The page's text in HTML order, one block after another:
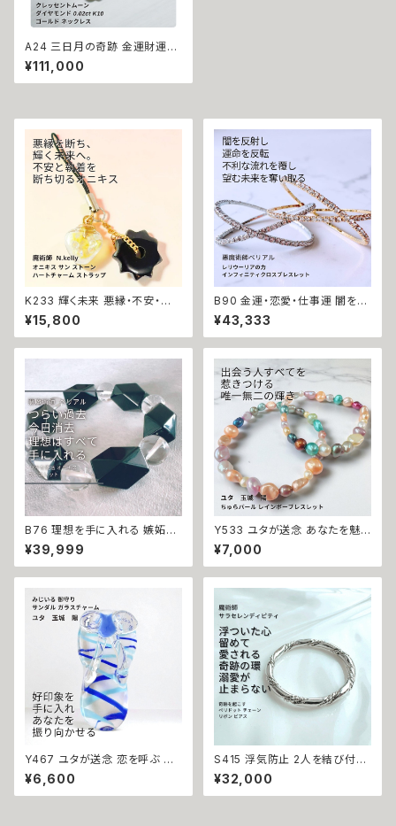
A24 三日月の奇跡 金運財運U
P 富の魔法 輝く クレッセントム
ーン ダイヤモンド 0.02ct K10
ゴールド ネックレス 魔術師 アリ
金運 くじ運 財運 引き寄せ おま
じない 金色 白魔術 魔法 魔女
開運 強力 幸運
¥111,000
K233 輝く未来 悪縁・不安・執
着を断つ 運気改善 オニキス サ
ン ストーン ハートチャーム キー
ホルダー ストラップ N.Kelly製
運 強運 本物 パワーストーン お
守り 強力
¥15,800
B90 金運・恋愛・仕事運 闇を反
射し魔力を倍増させる レリウー
リアの力 インフィニティクロス
ビジュー ブレスレット バングル
ヤモンド 成就 お守り 叶う 好転
おまじない 本物 フリーサイズ
サバト 魔術 強力 貧困脱出
¥43,333
B76 理想を手に入れる 嫉妬や
不安を消し去る コンプレックス
除去 ツキを復活 オニキス ブレ
スレット 悪魔術師 べリアル メン
ック オニキス 行き違い 願望成
就
¥39,999
Y533 ユタが送念 あなたを魅
了の中心へ 誘いが増えすぎて困
る ちゅらパール レインボーブレ
スレット ユタ 占い 祈祷 送念 真
力 魅力 魅了 ときめき 沖縄 強
さ ネイチャーパワー
¥7,000
Y467 ユタが送念 恋を呼ぶ ビ
ーチサンダル 印象チェンジで恋
が始まる みじいる 御守り サン
ダル ガラスチャーム 片思い 開
¥6,600
S415 浮気防止 2人を結び付け
る 相手の気持ちを夢中に変える
溺愛 ツイストリング silver925
指輪 ウィッカの魔法 サラ・セレ
¥32,000